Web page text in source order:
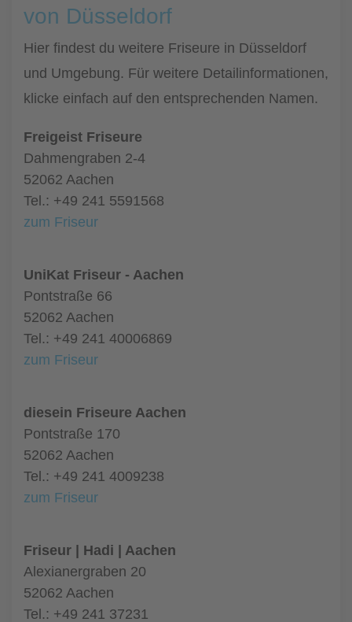
von Düsseldorf
Hier findest du weitere Friseure in Düsseldorf
und Umgebung. Für weitere Detailinformationen,
klicke einfach auf den entsprechenden Namen.
Freigeist Friseure
Dahmengraben 2-4
52062 Aachen
Tel.: +49 241 5591568
zum Friseur
UniKat Friseur - Aachen
Pontstraße 66
52062 Aachen
Tel.: +49 241 40006869
zum Friseur
diesein Friseure Aachen
Pontstraße 170
52062 Aachen
Tel.: +49 241 4009238
zum Friseur
Friseur | Hadi | Aachen
Alexianergraben 20
52062 Aachen
Tel.: +49 241 37231